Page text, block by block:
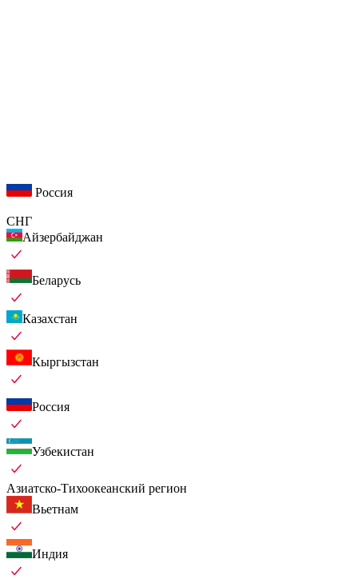
Россия
СНГ
Айзербайджан
Беларусь
Казахстан
Кыргызстан
Россия
Узбекистан
Азиатско-Тихоокеанский регион
Вьетнам
Индия